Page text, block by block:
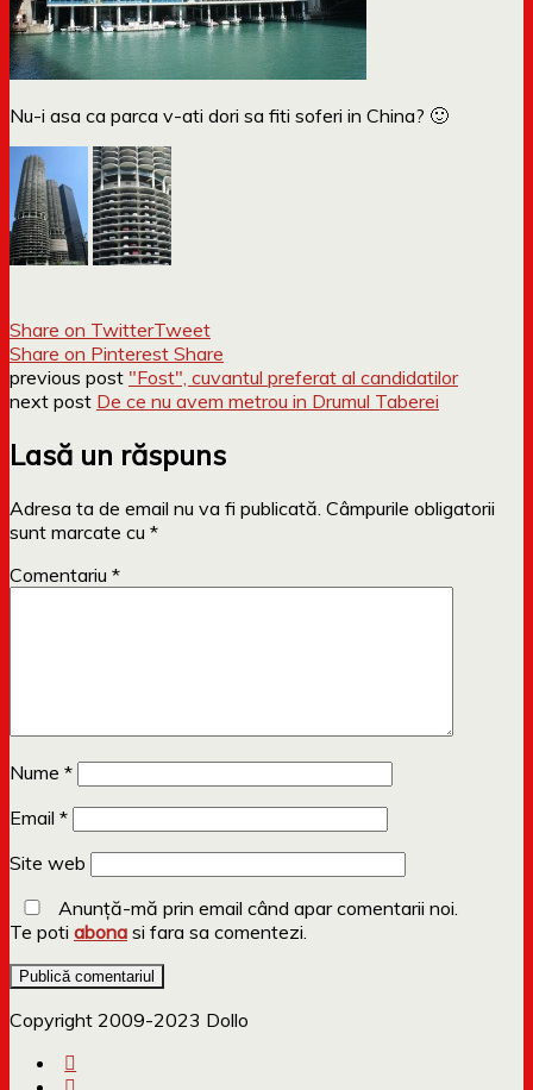
Nu-i asa ca parca v-ati dori sa fiti soferi in China? 🙂
Share on TwitterTweet
Share on Pinterest Share
previous post "Fost", cuvantul preferat al candidatilor
next post De ce nu avem metrou in Drumul Taberei
Lasă un răspuns
Adresa ta de email nu va fi publicată. Câmpurile obligatorii
sunt marcate cu *
Comentariu *
Nume *
Email *
Site web
Anunță-mă prin email când apar comentarii noi.
Te poti abona si fara sa comentezi.
Copyright 2009-2023 Dollo